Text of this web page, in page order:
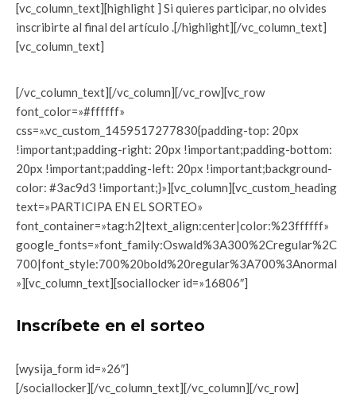
[vc_column_text][highlight ] Si quieres participar, no olvides
inscribirte al final del artículo .[/highlight][/vc_column_text]
[vc_column_text]
[/vc_column_text][/vc_column][/vc_row][vc_row
font_color=»#ffffff»
css=».vc_custom_1459517277830{padding-top: 20px
!important;padding-right: 20px !important;padding-bottom:
20px !important;padding-left: 20px !important;background-
color: #3ac9d3 !important;}»][vc_column][vc_custom_heading
text=»PARTICIPA EN EL SORTEO»
font_container=»tag:h2|text_align:center|color:%23ffffff»
google_fonts=»font_family:Oswald%3A300%2Cregular%2C
700|font_style:700%20bold%20regular%3A700%3Anormal
»][vc_column_text][sociallocker id=»16806″]
Inscríbete en el sorteo
[wysija_form id=»26″]
[/sociallocker][/vc_column_text][/vc_column][/vc_row]